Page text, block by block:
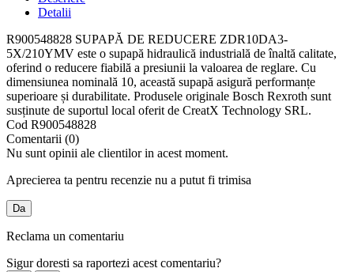
Detalii
R900548828 SUPAPĂ DE REDUCERE ZDR10DA3-
5X/210YMV este o supapă hidraulică industrială de înaltă calitate,
oferind o reducere fiabilă a presiunii la valoarea de reglare. Cu
dimensiunea nominală 10, această supapă asigură performanțe
superioare și durabilitate. Produsele originale Bosch Rexroth sunt
susținute de suportul local oferit de CreatX Technology SRL.
Cod R900548828
Comentarii (0)
Nu sunt opinii ale clientilor in acest moment.
Aprecierea ta pentru recenzie nu a putut fi trimisa
Da
Reclama un comentariu
Sigur doresti sa raportezi acest comentariu?